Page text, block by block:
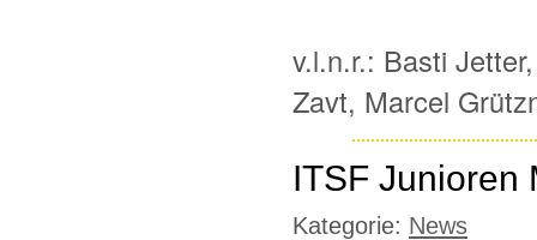
v.l.n.r.: Basti
Zavt, Marcel
ITSF Junioren
Kategorie: News